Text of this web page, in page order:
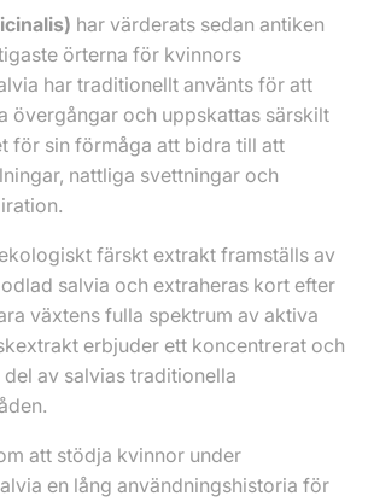
har värderats sedan antiken
örterna för kvinnors
har traditionellt använts för att
övergångar och uppskattas särskilt
för sin förmåga att bidra till att
nattliga svettningar och
färskt extrakt framställs av
salvia och extraheras kort efter
växtens fulla spektrum av aktiva
erbjuder ett koncentrerat och
av salvias traditionella
att stödja kvinnor under
en lång användningshistoria för